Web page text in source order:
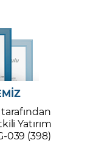
Yatırım
039 (398)